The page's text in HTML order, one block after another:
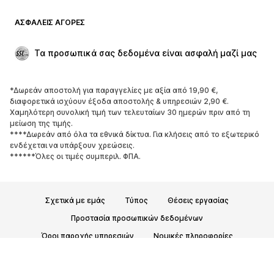
ΑΣΦΑΛΕΊΣ ΑΓΟΡΈΣ
Τα προσωπικά σας δεδομένα είναι ασφαλή μαζί μας
*Δωρεάν αποστολή για παραγγελίες με αξία από 19,90 €,
διαφορετικά ισχύουν έξοδα αποστολής & υπηρεσιών 2,90 €.
Χαμηλότερη συνολική τιμή των τελευταίων 30 ημερών πριν από τη
μείωση της τιμής.
****Δωρεάν από όλα τα εθνικά δίκτυα. Για κλήσεις από το εξωτερικό
ενδέχεται να υπάρξουν χρεώσεις.
******Όλες οι τιμές συμπεριλ. ΦΠΑ.
Σχετικά με εμάς Τύπος
Θέσεις εργασίας
Προστασία προσωπικών δεδομένων
Όροι παροχής υπηρεσιών
Νομικές πληροφορίες